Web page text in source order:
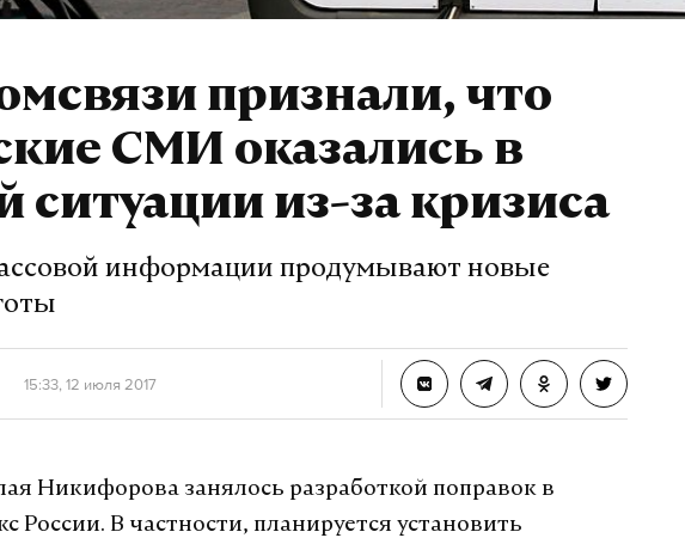
признали, что
СМИ оказались в
ситуации из-за кризиса
информации продумывают новые
15:33, 12 июля 2017
Никифорова занялось разработкой поправок в
России. В частности, планируется установить